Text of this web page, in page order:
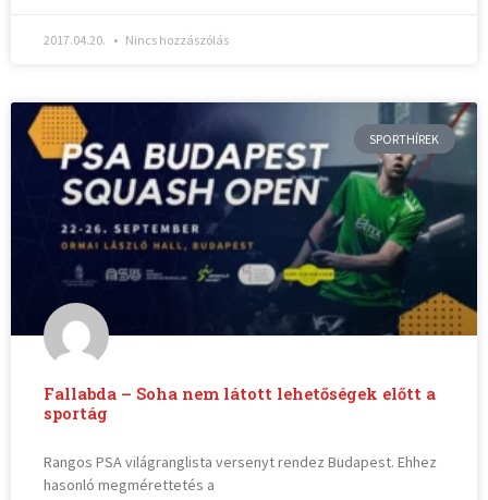
2017.04.20. Nincs hozzászólás
SPORTHÍREK
Fallabda – Soha nem látott lehetőségek előtt a
sportág
Rangos PSA világranglista versenyt rendez Budapest. Ehhez
hasonló megmérettetés a